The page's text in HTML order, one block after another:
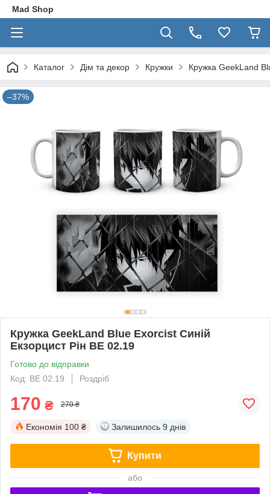
Mad Shop
Каталог Дім та декор Кружки Кружка GeekLand
–37%
Кружка GeekLand Blue Exorcist Синій
Екзорцист Рін BE 02.19
Готово до відправки
Код: BE 02.19
Роздріб
170 ₴ 270 ₴
Економія 100 ₴ Залишилось 9 днів
Купити
або